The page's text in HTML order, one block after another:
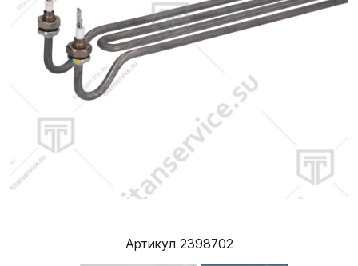
Артикул 2398702